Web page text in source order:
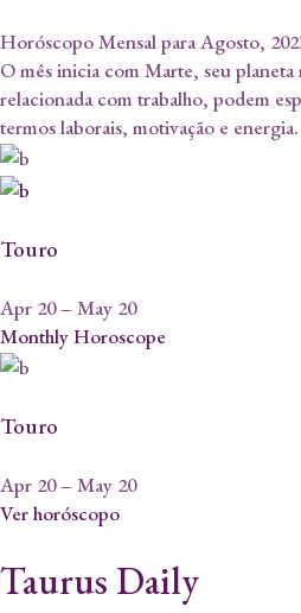
Horóscopo Mensal para Agosto,
O mês inicia com Marte, seu
relacionada com trabalho, podem
termos laborais, motivação e
Touro
Apr 20 – May 20
Monthly Horoscope
Touro
Apr 20 – May 20
Ver horóscopo
Taurus Daily